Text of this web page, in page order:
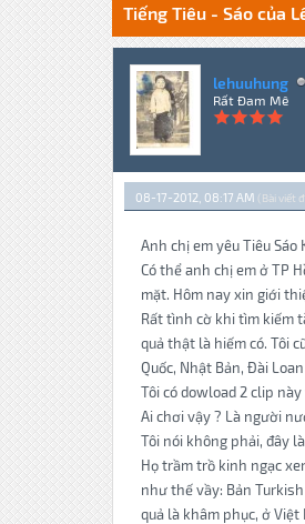
Tiếng Tiêu - Sáo của
lehuuhung
Rất Đam Mê
08-17-2012, 08:17 AM (Bài viết
Anh chị em yêu Tiêu
Có thể anh chị em ở TP
mặt. Hôm nay xin giới
Rất tình cờ khi tìm kiếm
quả thật là hiếm có. Tôi
Quốc, Nhật Bản, Đài
Tôi có dowload 2 clip
Ai chơi vậy ? Là người
Tôi nói không phải, đây
Họ trầm trồ kinh ngạc
như thế vầy: Bản
quả là khâm phục, ở